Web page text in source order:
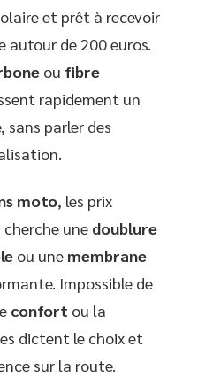
et prêt à recevoir
de 200 euros.
ou fibre
rapidement un
sans parler des
moto, les prix
une doublure
ou une membrane
Impossible de
confort ou la
dictent le choix et
sur la route.